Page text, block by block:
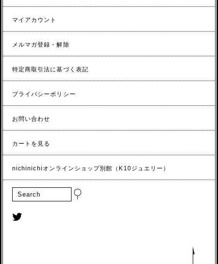
マイアカウント
メルマガ登録・解除
特定商取引法に基づく表記
プライバシーポリシー
お問い合わせ
カートを見る
nichinichiオンラインショップ別館（K10ジュエリー）